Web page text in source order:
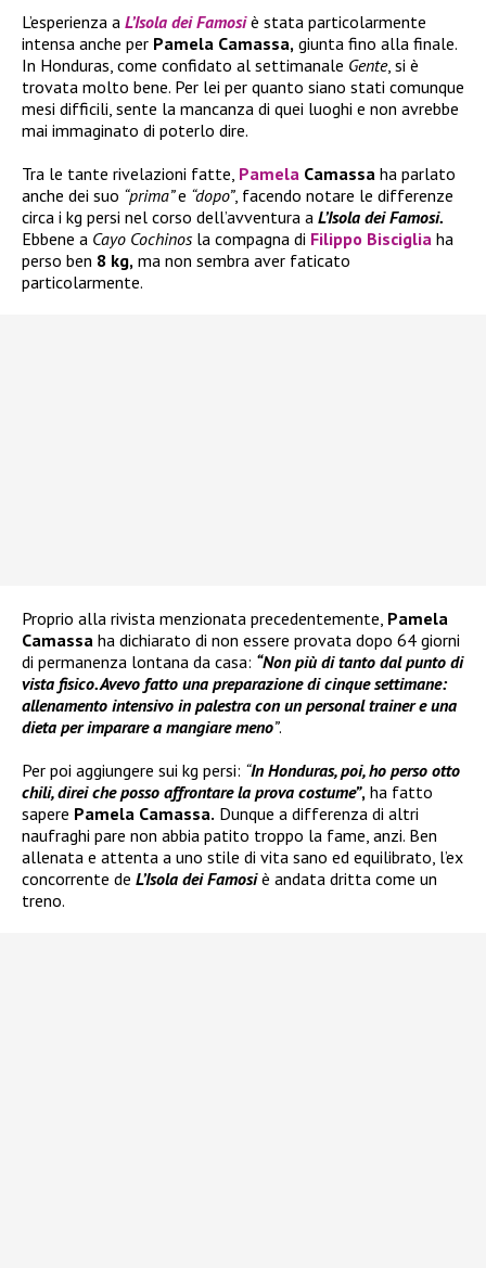
L’esperienza a L’Isola dei Famosi è stata particolarmente
intensa anche per Pamela Camassa, giunta fino alla finale.
In Honduras, come confidato al settimanale Gente, si è
trovata molto bene. Per lei per quanto siano stati comunque
mesi difficili, sente la mancanza di quei luoghi e non avrebbe
mai immaginato di poterlo dire.
Tra le tante rivelazioni fatte, Pamela Camassa ha parlato
anche dei suo “prima”e “dopo”, facendo notare le differenze
circa i kg persi nel corso dell’avventura a L’Isola dei Famosi.
Ebbene a Cayo Cochinosla compagna di Filippo Bisciglia ha
perso ben 8 kg, ma non sembra aver faticato
particolarmente.
Proprio alla rivista menzionata precedentemente, Pamela
Camassa ha dichiarato di non essere provata dopo 64 giorni
di permanenza lontana da casa: “Non più di tanto dal punto di
vista fisico. Avevo fatto una preparazione di cinque settimane:
allenamento intensivo in palestra con un personal trainer e una
dieta per imparare a mangiare meno”.
Per poi aggiungere sui kg persi: “In Honduras, poi, ho perso otto
chili, direi che posso affrontare la prova costume”, ha fatto
sapere Pamela Camassa. Dunque a differenza di altri
naufraghi pare non abbia patito troppo la fame, anzi. Ben
allenata e attenta a uno stile di vita sano ed equilibrato, l’ex
concorrente de L’Isola dei Famosiè andata dritta come un
treno.